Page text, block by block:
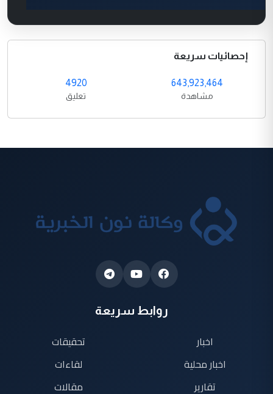
إحصائيات سريعة
643,923,464
مشاهدة
4920
تعليق
روابط سريعة
اخبار
اخبار محلية
تقارير
تحقيقات
لقاءات
مقالات